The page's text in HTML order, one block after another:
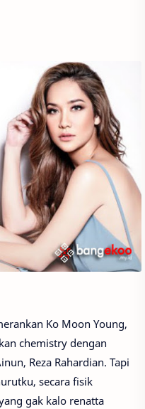
Ko Moon Young,
chemistry dengan
Reza Rahardian. Tapi
secara fisik
gak kalo renatta